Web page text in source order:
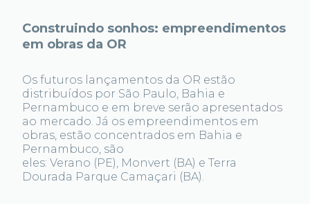
Construindo sonhos: empreendimentos
em obras da OR
Os futuros lançamentos da OR estão
distribuídos por São Paulo, Bahia e
Pernambuco e em breve serão apresentados
ao mercado. Já os empreendimentos em
obras, estão concentrados em Bahia e
Pernambuco, são
eles: Verano (PE), Monvert (BA) e Terra
Dourada Parque Camaçari (BA).